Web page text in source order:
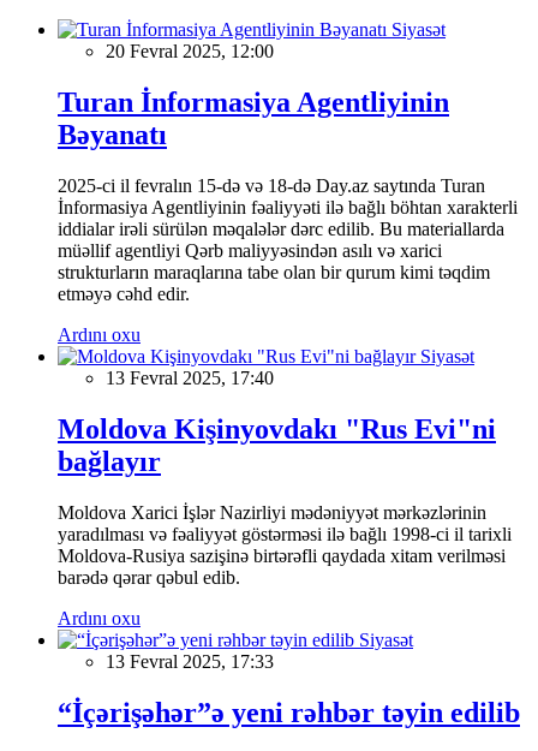
Siyasət
20 Fevral 2025, 12:00
Turan İnformasiya Agentliyinin
Bəyanatı
2025-ci il fevralın 15-də və 18-də Day.az saytında Turan
İnformasiya Agentliyinin fəaliyyəti ilə bağlı böhtan xarakterli
iddialar irəli sürülən məqalələr dərc edilib. Bu materiallarda
müəllif agentliyi Qərb maliyyəsindən asılı və xarici
strukturların maraqlarına tabe olan bir qurum kimi təqdim
etməyə cəhd edir.
Ardını oxu
Siyasət
13 Fevral 2025, 17:40
Moldova Kişinyovdakı "Rus Evi"ni
bağlayır
Moldova Xarici İşlər Nazirliyi mədəniyyət mərkəzlərinin
yaradılması və fəaliyyət göstərməsi ilə bağlı 1998-ci il tarixli
Moldova-Rusiya sazişinə birtərəfli qaydada xitam verilməsi
barədə qərar qəbul edib.
Ardını oxu
Siyasət
13 Fevral 2025, 17:33
“İçərişəhər”ə yeni rəhbər təyin edilib